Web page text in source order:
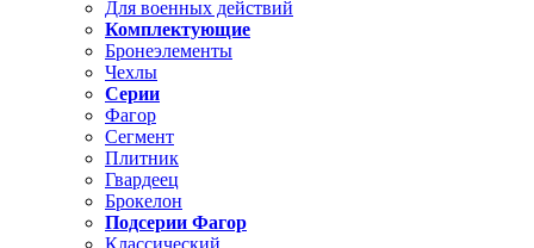
Для военных действий
Комплектующие
Бронеэлементы
Чехлы
Серии
Фагор
Сегмент
Плитник
Гвардеец
Брокелон
Подсерии Фагор
Классический